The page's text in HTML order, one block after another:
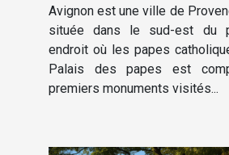
Avignon est une ville de
située dans le sud-est du
endroit où les papes
Palais des papes est
premiers monuments visités...